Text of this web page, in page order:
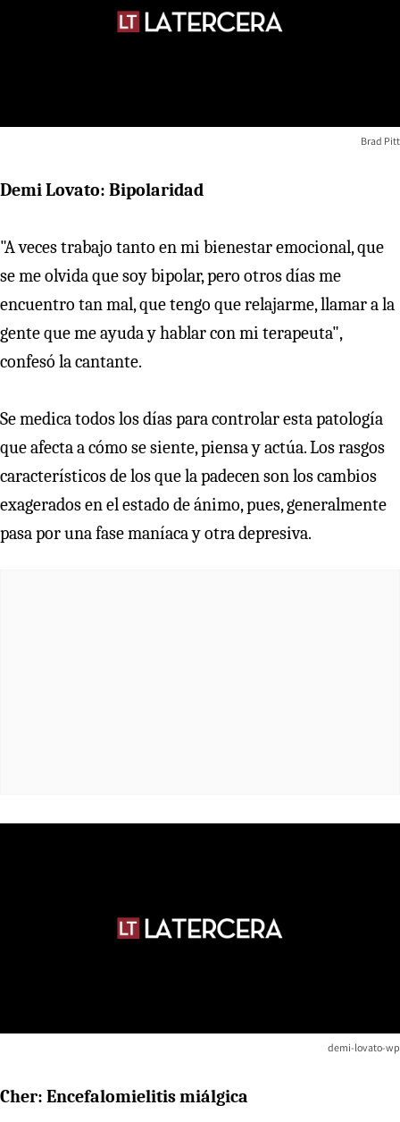
Brad Pitt
Demi Lovato: Bipolaridad
"A veces trabajo tanto en mi bienestar emocional, que
se me olvida que soy bipolar, pero otros días me
encuentro tan mal, que tengo que relajarme, llamar a la
gente que me ayuda y hablar con mi terapeuta",
confesó la cantante.
Se medica todos los días para controlar esta patología
que afecta a cómo se siente, piensa y actúa. Los rasgos
característicos de los que la padecen son los cambios
exagerados en el estado de ánimo, pues, generalmente
pasa por una fase maníaca y otra depresiva.
demi-lovato-wp
Cher: Encefalomielitis miálgica